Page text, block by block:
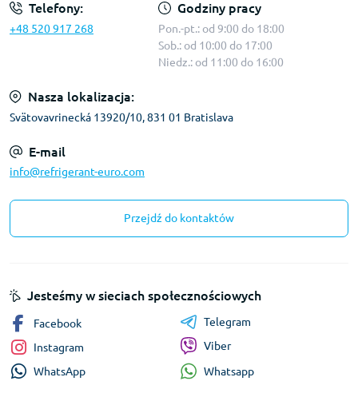
Telefony:
+48 520 917 268
Godziny pracy
Pon.-pt.: od 9:00 do 18:00
Sob.: od 10:00 do 17:00
Niedz.: od 11:00 do 16:00
Nasza lokalizacja:
Svätovavrinecká 13920/10, 831 01 Bratislava
E-mail
info@refrigerant-euro.com
Przejdź do kontaktów
Jesteśmy w sieciach społecznościowych
Facebook
Instagram
WhatsApp
Telegram
Viber
Whatsapp